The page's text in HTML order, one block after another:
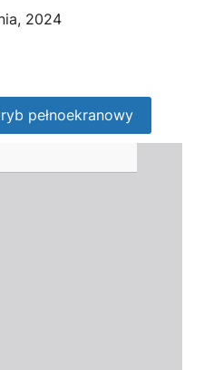
2024
pełnoekranowy